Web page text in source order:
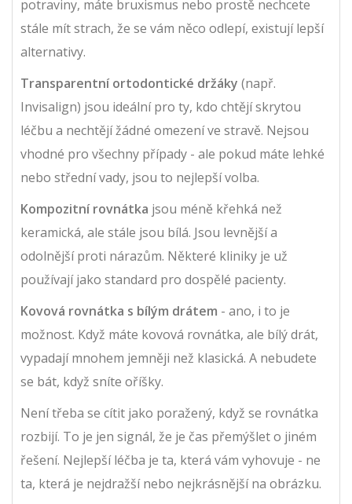
potraviny, máte bruxismus nebo prostě nechcete
stále mít strach, že se vám něco odlepí, existují lepší
alternativy.
Transparentní ortodontické držáky (např.
Invisalign) jsou ideální pro ty, kdo chtějí skrytou
léčbu a nechtějí žádné omezení ve stravě. Nejsou
vhodné pro všechny případy - ale pokud máte lehké
nebo střední vady, jsou to nejlepší volba.
Kompozitní rovnátka jsou méně křehká než
keramická, ale stále jsou bílá. Jsou levnější a
odolnější proti nárazům. Některé kliniky je už
používají jako standard pro dospělé pacienty.
Kovová rovnátka s bílým drátem - ano, i to je
možnost. Když máte kovová rovnátka, ale bílý drát,
vypadají mnohem jemněji než klasická. A nebudete
se bát, když sníte oříšky.
Není třeba se cítit jako poražený, když se rovnátka
rozbijí. To je jen signál, že je čas přemýšlet o jiném
řešení. Nejlepší léčba je ta, která vám vyhovuje - ne
ta, která je nejdražší nebo nejkrásnější na obrázku.